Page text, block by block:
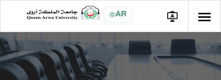
AR